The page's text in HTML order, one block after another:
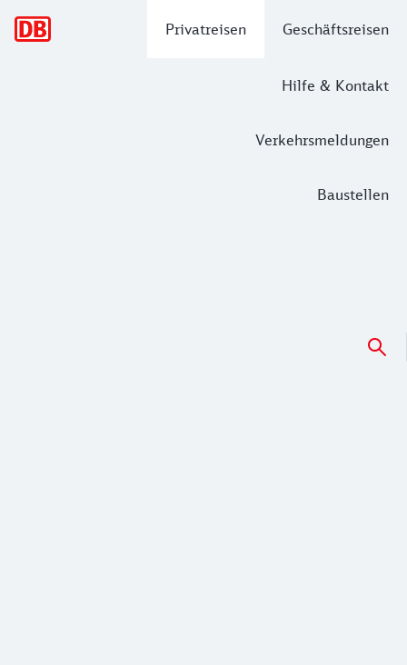
Privatreisen Geschäftsreisen
Hilfe & Kontakt
Verkehrsmeldungen
Baustellen